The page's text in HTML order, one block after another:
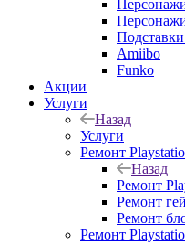
Amiibo
Funko
Акции
Услуги
Назад
Услуги
Ремонт
Назад
Ремонт
Ремонт
Ремонт
Ремонт